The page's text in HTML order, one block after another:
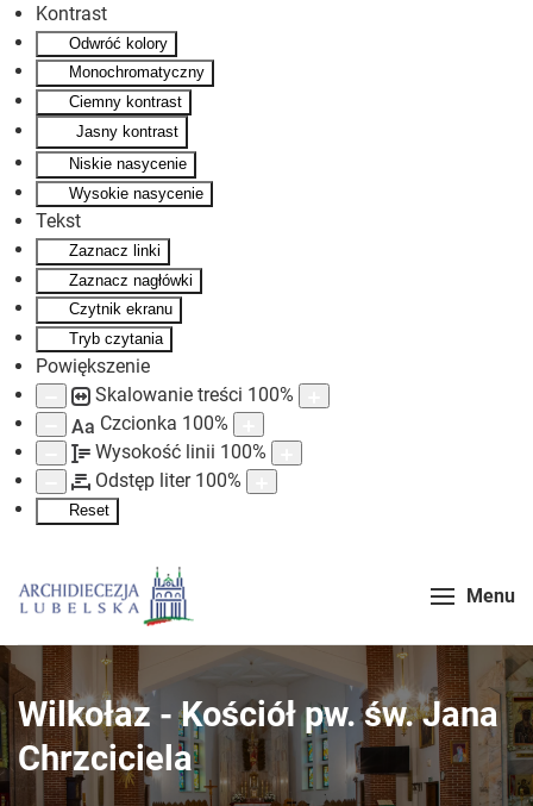
Kontrast
Odwróć kolory
Monochromatyczny
Ciemny kontrast
Jasny kontrast
Niskie nasycenie
Wysokie nasycenie
Tekst
Zaznacz linki
Zaznacz nagłówki
Czytnik ekranu
Tryb czytania
Powiększenie
Skalowanie treści 100%
Aa Czcionka 100%
Wysokość linii 100%
Odstęp liter 100%
Reset
Skip to main content
Menu
Wilkołaz - Kościół pw. św. Jana
Chrzciciela